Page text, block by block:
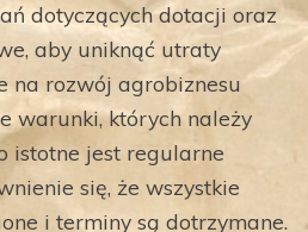
dotyczących dotacji oraz
aby uniknąć utraty
na rozwój agrobiznesu
warunki, których należy
istotne jest regularne
się, że wszystkie
i terminy są dotrzymane.